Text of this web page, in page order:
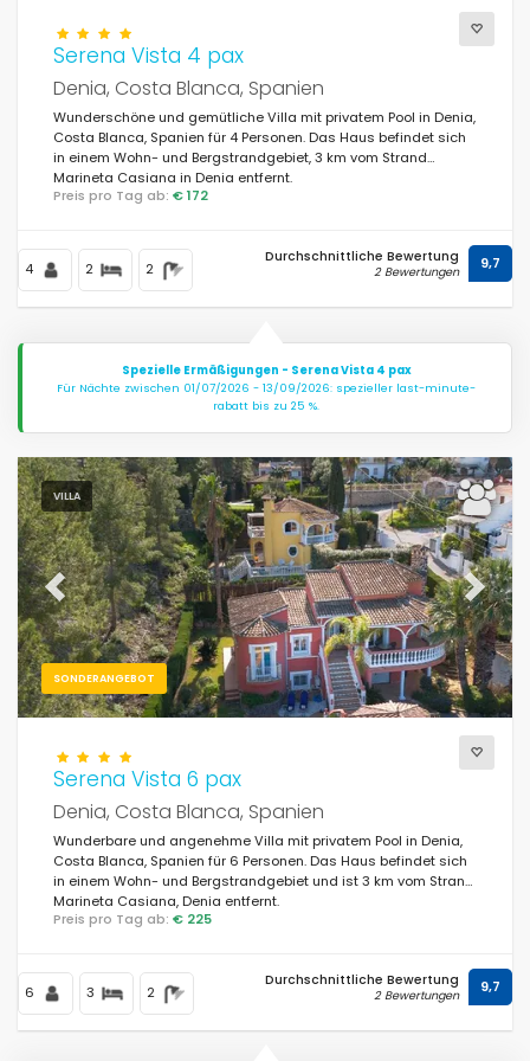
Serena Vista 4 pax
Denia, Costa Blanca, Spanien
Wunderschöne und gemütliche Villa mit privatem Pool in Denia,
Costa Blanca, Spanien für 4 Personen. Das Haus befindet sich
in einem Wohn- und Bergstrandgebiet, 3 km vom Strand
Marineta Casiana in Denia entfernt.
Preis pro Tag ab: € 172
4 2 2
Durchschnittliche Bewertung
2 Bewertungen 9,7
Spezielle Ermäßigungen - Serena Vista 4 pax
Für Nächte zwischen 01/07/2026 - 13/09/2026: spezieller last-minute-
rabatt bis zu 25 %.
VILLA
SONDERANGEBOT
Previous Next
Serena Vista 6 pax
Denia, Costa Blanca, Spanien
Wunderbare und angenehme Villa mit privatem Pool in Denia,
Costa Blanca, Spanien für 6 Personen. Das Haus befindet sich
in einem Wohn- und Bergstrandgebiet und ist 3 km vom Strand
Marineta Casiana, Denia entfernt.
Preis pro Tag ab: € 225
6 3 2
Durchschnittliche Bewertung
2 Bewertungen 9,7